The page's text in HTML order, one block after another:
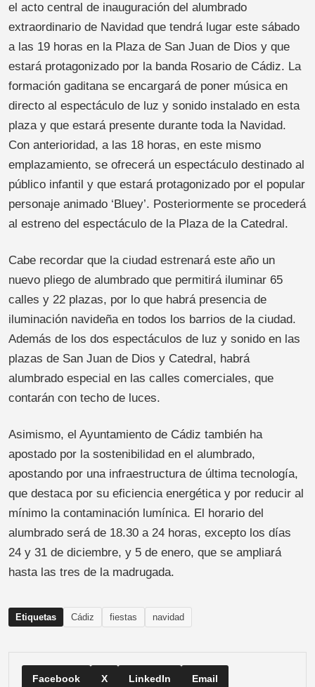
el acto central de inauguración del alumbrado
extraordinario de Navidad que tendrá lugar este sábado
a las 19 horas en la Plaza de San Juan de Dios y que
estará protagonizado por la banda Rosario de Cádiz. La
formación gaditana se encargará de poner música en
directo al espectáculo de luz y sonido instalado en esta
plaza y que estará presente durante toda la Navidad.
Con anterioridad, a las 18 horas, en este mismo
emplazamiento, se ofrecerá un espectáculo destinado al
público infantil y que estará protagonizado por el popular
personaje animado ‘Bluey’. Posteriormente se procederá
al estreno del espectáculo de la Plaza de la Catedral.
Cabe recordar que la ciudad estrenará este año un
nuevo pliego de alumbrado que permitirá iluminar 65
calles y 22 plazas, por lo que habrá presencia de
iluminación navideña en todos los barrios de la ciudad.
Además de los dos espectáculos de luz y sonido en las
plazas de San Juan de Dios y Catedral, habrá
alumbrado especial en las calles comerciales, que
contarán con techo de luces.
Asimismo, el Ayuntamiento de Cádiz también ha
apostado por la sostenibilidad en el alumbrado,
apostando por una infraestructura de última tecnología,
que destaca por su eficiencia energética y por reducir al
mínimo la contaminación lumínica. El horario del
alumbrado será de 18.30 a 24 horas, excepto los días
24 y 31 de diciembre, y 5 de enero, que se ampliará
hasta las tres de la madrugada.
Etiquetas Cádiz fiestas navidad
Facebook X LinkedIn Email